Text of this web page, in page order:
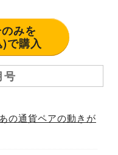
みを
込)で購入
号
の通貨ペアの動きが